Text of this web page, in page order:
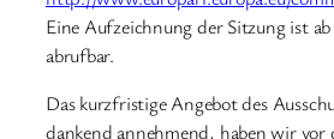
Eine Aufzeichnung der Sitzung ist
abrufbar.
Das kurzfristige Angebot des
dankend annehmend, haben wir vor